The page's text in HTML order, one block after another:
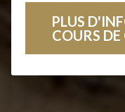
PLUS
COURS